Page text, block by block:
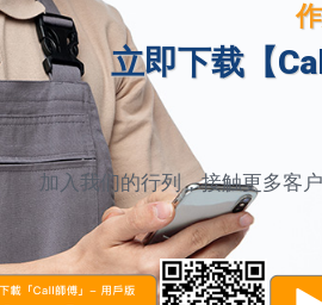
立即下载【
加入我们的行列，接触更多客